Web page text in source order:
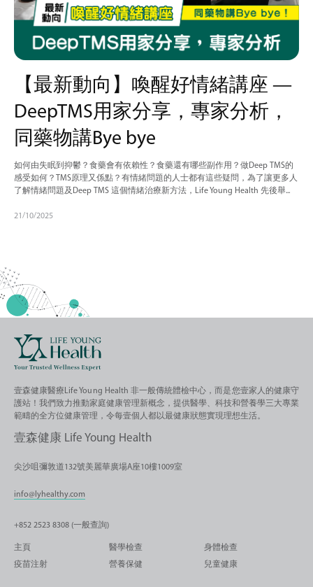
【最新動向】喚醒好情緒講座 —
DeepTMS用家分享，專家分析，
同藥物講Bye bye
如何由失眠到抑鬱？食藥會有依賴性？食藥還有哪些副作用？做Deep TMS的
感受如何？TMS原理又係點？有情緒問題的人士都有這些疑問，為了讓更多人
了解情緒問題及Deep TMS 這個情緒治療新方法，Life Young Health 先後舉...
21/10/2025
壹森健康醫療Life Young Health 非一般傳統體檢中心，而是您壹家人的健康守
護站！我們致力推動家庭健康管理新概念，提供醫學、科技和營養學三大專業
範疇的全方位健康管理，令每壹個人都以最健康狀態實現理想生活。
壹森健康 Life Young Health
尖沙咀彌敦道132號美麗華廣場A座10樓1009室
info@lyhealthy.com
+852 2523 8308 (一般查詢)
主頁 醫學檢查
身體檢查
疫苗注射
營養保健 兒童健康